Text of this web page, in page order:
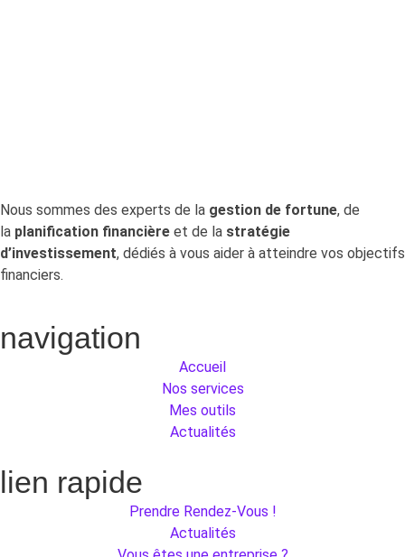
Nous sommes des experts de la gestion de fortune, de
la planification financière et de la stratégie
d’investissement, dédiés à vous aider à atteindre vos objectifs
financiers.
navigation
Accueil
Nos services
Mes outils
Actualités
lien rapide
Prendre Rendez-Vous !
Actualités